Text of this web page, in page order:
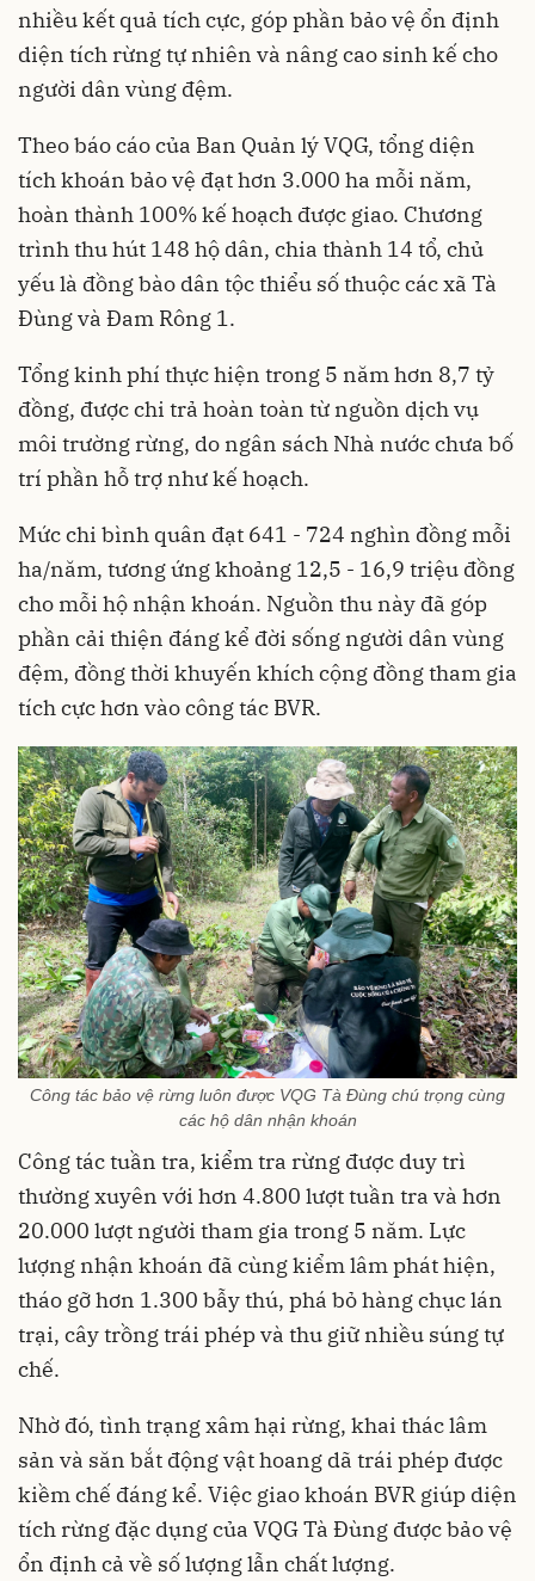
nhiều kết quả tích cực, góp phần bảo vệ ổn định
diện tích rừng tự nhiên và nâng cao sinh kế cho
người dân vùng đệm.
Theo báo cáo của Ban Quản lý VQG, tổng diện
tích khoán bảo vệ đạt hơn 3.000 ha mỗi năm,
hoàn thành 100% kế hoạch được giao. Chương
trình thu hút 148 hộ dân, chia thành 14 tổ, chủ
yếu là đồng bào dân tộc thiểu số thuộc các xã Tà
Đùng và Đam Rông 1.
Tổng kinh phí thực hiện trong 5 năm hơn 8,7 tỷ
đồng, được chi trả hoàn toàn từ nguồn dịch vụ
môi trường rừng, do ngân sách Nhà nước chưa bố
trí phần hỗ trợ như kế hoạch.
Mức chi bình quân đạt 641 - 724 nghìn đồng mỗi
ha/năm, tương ứng khoảng 12,5 - 16,9 triệu đồng
cho mỗi hộ nhận khoán. Nguồn thu này đã góp
phần cải thiện đáng kể đời sống người dân vùng
đệm, đồng thời khuyến khích cộng đồng tham gia
tích cực hơn vào công tác BVR.
Công tác bảo vệ rừng luôn được VQG Tà Đùng chú trọng cùng
các hộ dân nhận khoán
Công tác tuần tra, kiểm tra rừng được duy trì
thường xuyên với hơn 4.800 lượt tuần tra và hơn
20.000 lượt người tham gia trong 5 năm. Lực
lượng nhận khoán đã cùng kiểm lâm phát hiện,
tháo gỡ hơn 1.300 bẫy thú, phá bỏ hàng chục lán
trại, cây trồng trái phép và thu giữ nhiều súng tự
chế.
Nhờ đó, tình trạng xâm hại rừng, khai thác lâm
sản và săn bắt động vật hoang dã trái phép được
kiềm chế đáng kể. Việc giao khoán BVR giúp diện
tích rừng đặc dụng của VQG Tà Đùng được bảo vệ
ổn định cả về số lượng lẫn chất lượng.